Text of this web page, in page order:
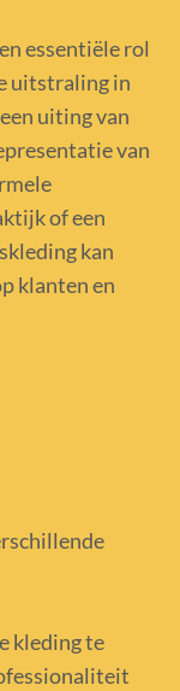
essentiële rol
uitstraling in
uiting van
van
of een
kan
klanten en
kleding te